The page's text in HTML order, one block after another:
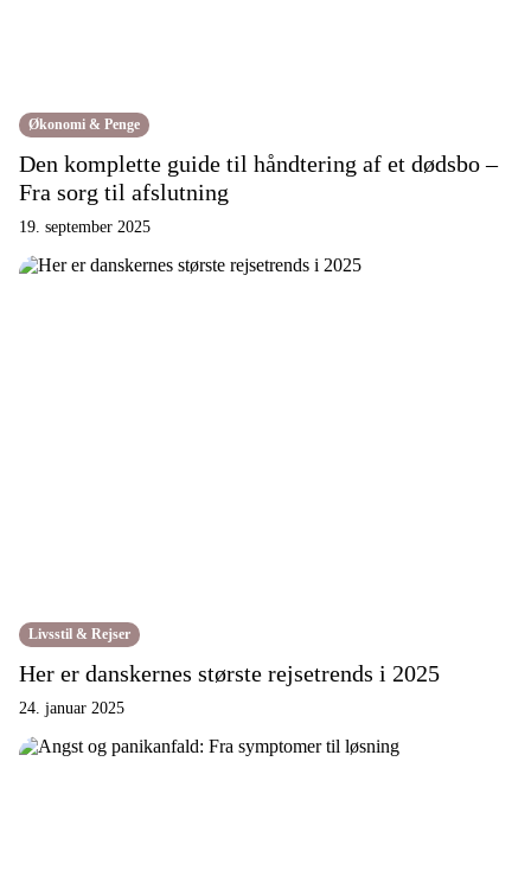
Økonomi & Penge
Den komplette guide til håndtering af et dødsbo –
Fra sorg til afslutning
19. september 2025
Livsstil & Rejser
Her er danskernes største rejsetrends i 2025
24. januar 2025